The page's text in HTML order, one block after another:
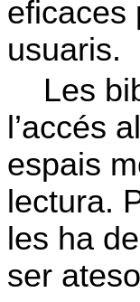
eficaces
usuaris.
Les
l’accés
espais
lectura.
les ha
ser